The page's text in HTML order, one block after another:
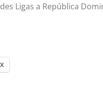
Ligas a República
X